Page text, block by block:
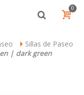
0
> Sillas de Paseo
| dark green